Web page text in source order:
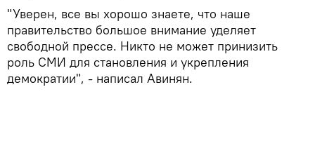
"Уверен, все вы хорошо знаете, что наше
правительство большое внимание уделяет
свободной прессе. Никто не может принизить
роль СМИ для становления и укрепления
демократии", - написал Авинян.